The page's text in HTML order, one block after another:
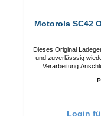
Dieses Original
und zuverlässsig wieder auf. Adapter
Login